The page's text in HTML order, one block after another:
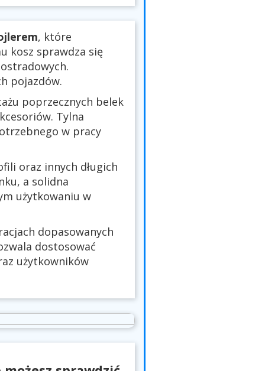
, które
kosz sprawdza się
pojazdów.
poprzecznych belek
Tylna
w pracy
oraz innych długich
a solidna
użytkowaniu w
dopasowanych
dostosować
użytkowników